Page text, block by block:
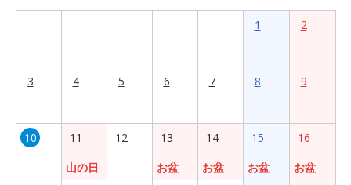
1 2
3 4 5 6 7 8 9
10
11
山の日
12
13
お盆
14
お盆
15
お盆
16
お盆